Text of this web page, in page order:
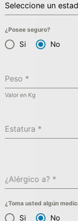
Seleccione un
¿Posee seguro?
Si No
Peso *
Valor en Kg
Estatura *
¿Alérgico a? *
¿Toma usted algún
Si No